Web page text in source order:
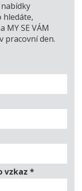
hledáte,
SE VÁM
pracovní den.
vzkaz *